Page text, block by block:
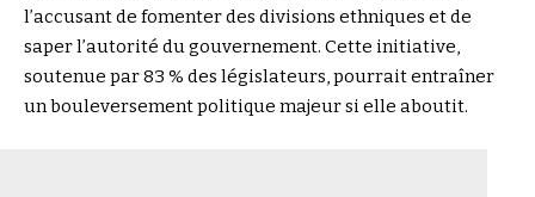
l’accusant de fomenter des divisions ethniques et de
saper l’autorité du gouvernement. Cette initiative,
soutenue par 83 % des législateurs, pourrait entraîner
un bouleversement politique majeur si elle aboutit.